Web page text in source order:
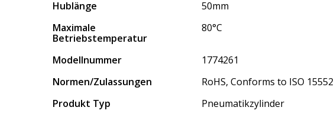
Hublänge
50mm
Maximale
Betriebstemperatur
80°C
Modellnummer
1774261
Normen/Zulassungen
RoHS, Conforms to ISO 15552
Produkt Typ
Pneumatikzylinder